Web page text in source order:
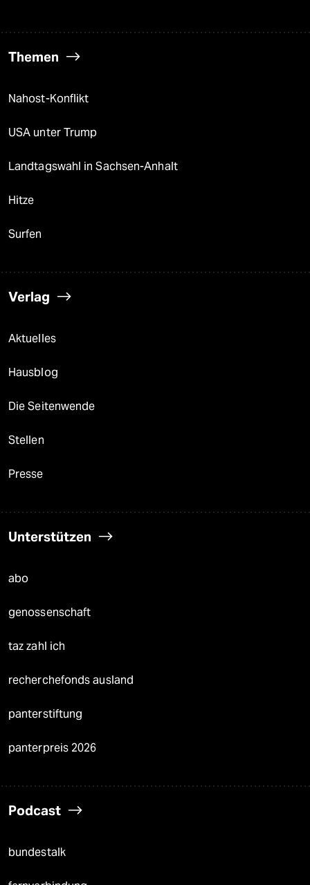
Themen
Nahost-Konflikt
USA unter Trump
Landtagswahl in Sachsen-Anhalt
Hitze
Surfen
Verlag
Aktuelles
Hausblog
Die Seitenwende
Stellen
Presse
Unterstützen
abo
genossenschaft
taz zahl ich
recherchefonds ausland
panterstiftung
panterpreis 2026
Podcast
bundestalk